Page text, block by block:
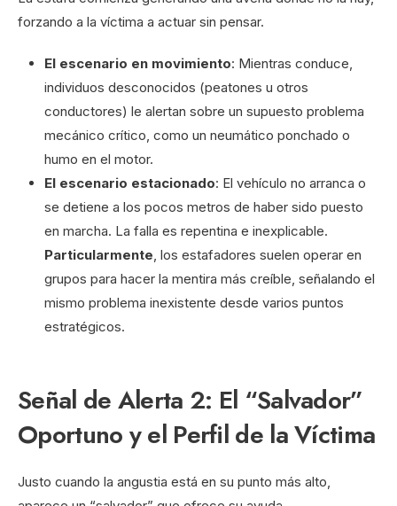
forzando a la víctima a actuar sin pensar.
El escenario en movimiento: Mientras conduce,
individuos desconocidos (peatones u otros
conductores) le alertan sobre un supuesto problema
mecánico crítico, como un neumático ponchado o
humo en el motor.
El escenario estacionado: El vehículo no arranca o
se detiene a los pocos metros de haber sido puesto
en marcha. La falla es repentina e inexplicable.
Particularmente, los estafadores suelen operar en
grupos para hacer la mentira más creíble, señalando el
mismo problema inexistente desde varios puntos
estratégicos.
Señal de Alerta 2: El “Salvador”
Oportuno y el Perfil de la Víctima
Justo cuando la angustia está en su punto más alto,